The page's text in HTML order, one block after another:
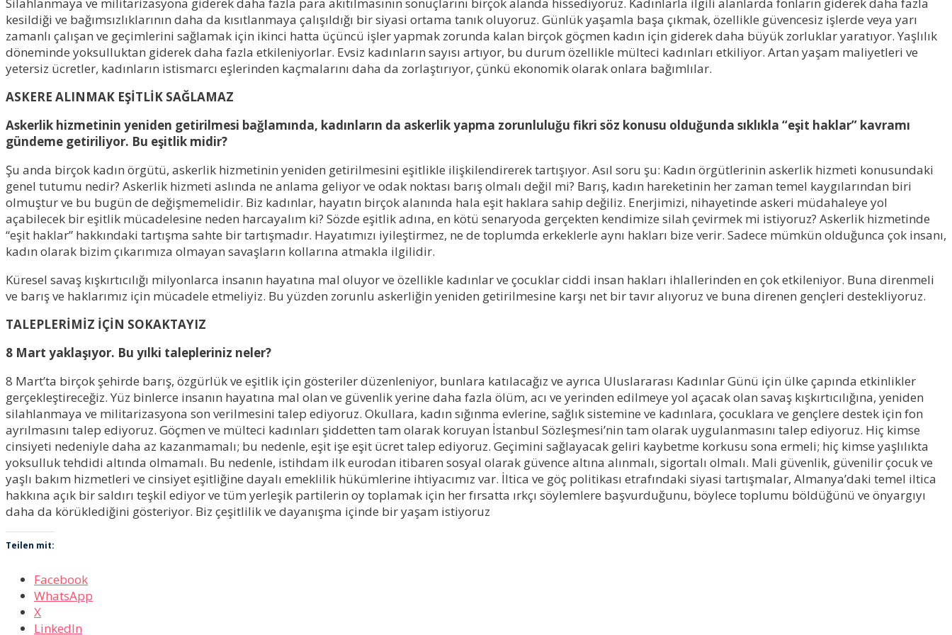
kesildiği ve bağımsızlıklarının daha da kısıtlanmaya çalışıldığı bir siyasi ortama tanık oluyoruz. Günlük yaşamla başa çıkmak, özellikle güvencesiz işlerde veya yarı
zamanlı çalışan ve geçimlerini sağlamak için ikinci hatta üçüncü işler yapmak zorunda kalan birçok göçmen kadın için giderek daha büyük zorluklar yaratıyor. Yaşlılık
döneminde yoksulluktan giderek daha fazla etkileniyorlar. Evsiz kadınların sayısı artıyor, bu durum özellikle mülteci kadınları etkiliyor. Artan yaşam maliyetleri ve
yetersiz ücretler, kadınların istismarcı eşlerinden kaçmalarını daha da zorlaştırıyor, çünkü ekonomik olarak onlara bağımlılar.
ASKERE ALINMAK EŞİTLİK SAĞLAMAZ
Askerlik hizmetinin yeniden getirilmesi bağlamında, kadınların da askerlik yapma zorunluluğu fikri söz konusu olduğunda sıklıkla “eşit haklar” kavramı
gündeme getiriliyor. Bu eşitlik midir?
Şu anda birçok kadın örgütü, askerlik hizmetinin yeniden getirilmesini eşitlikle ilişkilendirerek tartışıyor. Asıl soru şu: Kadın örgütlerinin askerlik hizmeti konusundaki
genel tutumu nedir? Askerlik hizmeti aslında ne anlama geliyor ve odak noktası barış olmalı değil mi? Barış, kadın hareketinin her zaman temel kaygılarından biri
olmuştur ve bu bugün de değişmemelidir. Biz kadınlar, hayatın birçok alanında hala eşit haklara sahip değiliz. Enerjimizi, nihayetinde askeri müdahaleye yol
açabilecek bir eşitlik mücadelesine neden harcayalım ki? Sözde eşitlik adına, en kötü senaryoda gerçekten kendimize silah çevirmek mi istiyoruz? Askerlik hizmetinde
“eşit haklar” hakkındaki tartışma sahte bir tartışmadır. Hayatımızı iyileştirmez, ne de toplumda erkeklerle aynı hakları bize verir. Sadece mümkün olduğunca çok insanı,
kadın olarak bizim çıkarımıza olmayan savaşların kollarına atmakla ilgilidir.
Küresel savaş kışkırtıcılığı milyonlarca insanın hayatına mal oluyor ve özellikle kadınlar ve çocuklar ciddi insan hakları ihlallerinden en çok etkileniyor. Buna direnmeli
ve barış ve haklarımız için mücadele etmeliyiz. Bu yüzden zorunlu askerliğin yeniden getirilmesine karşı net bir tavır alıyoruz ve buna direnen gençleri destekliyoruz.
TALEPLERİMİZ İÇİN SOKAKTAYIZ
8 Mart yaklaşıyor. Bu yılki talepleriniz neler?
8 Mart’ta birçok şehirde barış, özgürlük ve eşitlik için gösteriler düzenleniyor, bunlara katılacağız ve ayrıca Uluslararası Kadınlar Günü için ülke çapında etkinlikler
gerçekleştireceğiz. Yüz binlerce insanın hayatına mal olan ve güvenlik yerine daha fazla ölüm, acı ve yerinden edilmeye yol açacak olan savaş kışkırtıcılığına, yeniden
silahlanmaya ve militarizasyona son verilmesini talep ediyoruz. Okullara, kadın sığınma evlerine, sağlık sistemine ve kadınlara, çocuklara ve gençlere destek için fon
ayrılmasını talep ediyoruz. Göçmen ve mülteci kadınları şiddetten tam olarak koruyan İstanbul Sözleşmesi’nin tam olarak uygulanmasını talep ediyoruz. Hiç kimse
cinsiyeti nedeniyle daha az kazanmamalı; bu nedenle, eşit işe eşit ücret talep ediyoruz. Geçimini sağlayacak geliri kaybetme korkusu sona ermeli; hiç kimse yaşlılıkta
yoksulluk tehdidi altında olmamalı. Bu nedenle, istihdam ilk eurodan itibaren sosyal olarak güvence altına alınmalı, sigortalı olmalı. Mali güvenlik, güvenilir çocuk ve
yaşlı bakım hizmetleri ve cinsiyet eşitliğine dayalı emeklilik hükümlerine ihtiyacımız var. İltica ve göç politikası etrafındaki siyasi tartışmalar, Almanya’daki temel iltica
hakkına açık bir saldırı teşkil ediyor ve tüm yerleşik partilerin oy toplamak için her fırsatta ırkçı söylemlere başvurduğunu, böylece toplumu böldüğünü ve önyargıyı
daha da körüklediğini gösteriyor. Biz çeşitlilik ve dayanışma içinde bir yaşam istiyoruz
Teilen mit:
Facebook
WhatsApp
X
LinkedIn